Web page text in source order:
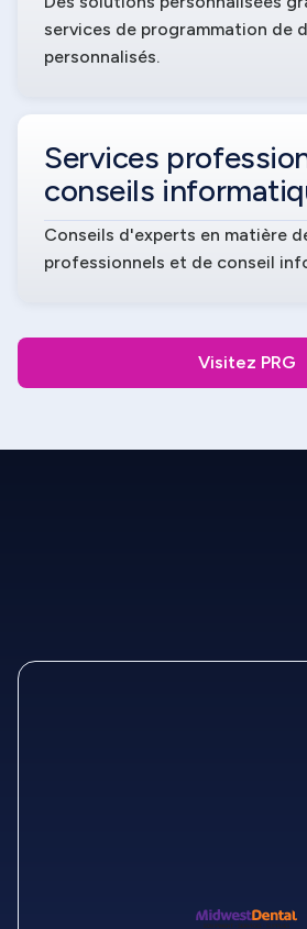
services de programmation de
personnalisés.
Services
conseils
Conseils d'experts en matière
professionnels et de conseil
Visitez PRG